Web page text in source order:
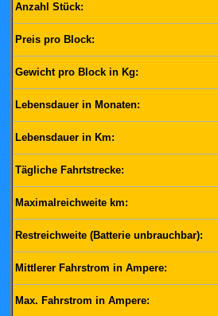
Anzahl Stück:
Preis pro Block:
Gewicht pro Block in Kg:
Lebensdauer in Monaten:
Lebensdauer in Km:
Tägliche Fahrtstrecke:
Maximalreichweite km:
Restreichweite (Batterie unbrauchbar):
Mittlerer Fahrstrom in Ampere:
Max. Fahrstrom in Ampere: